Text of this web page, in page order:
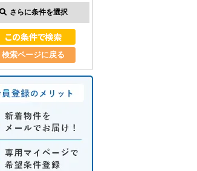
さらに条件を選択
検索ページに戻る